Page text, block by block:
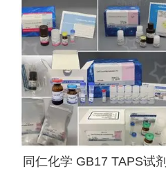
同仁化学 GB17 TAPS试剂